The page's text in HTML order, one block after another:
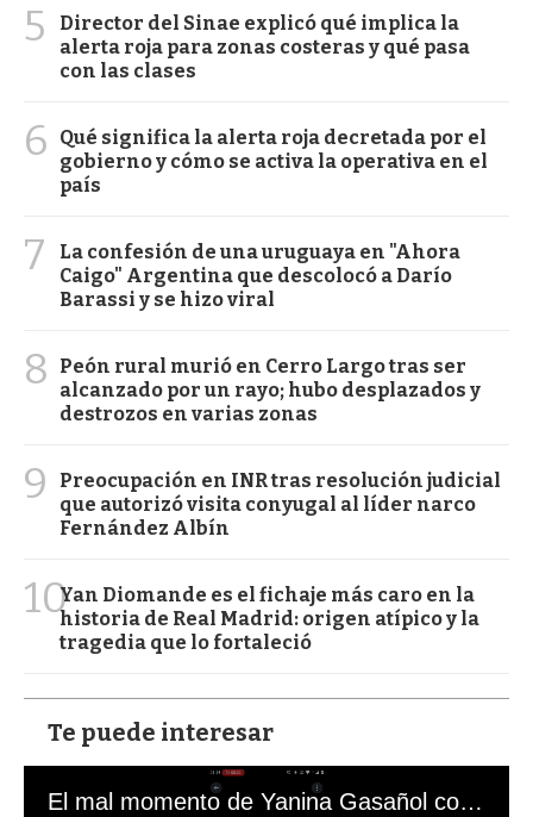
5
Director del Sinae explicó qué implica la
alerta roja para zonas costeras y qué pasa
con las clases
6
Qué significa la alerta roja decretada por el
gobierno y cómo se activa la operativa en el
país
7
La confesión de una uruguaya en "Ahora
Caigo" Argentina que descolocó a Darío
Barassi y se hizo viral
8
Peón rural murió en Cerro Largo tras ser
alcanzado por un rayo; hubo desplazados y
destrozos en varias zonas
9
Preocupación en INR tras resolución judicial
que autorizó visita conyugal al líder narco
Fernández Albín
10Yan Diomande es el fichaje más caro en la
historia de Real Madrid: origen atípico y la
tragedia que lo fortaleció
Te puede interesar
El mal momento de Yanina Gasañol con un hincha argentino en "Subrayado"